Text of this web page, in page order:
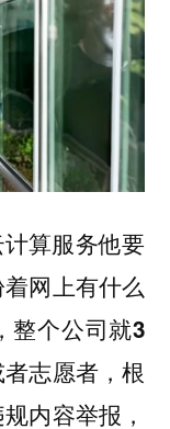
计算服务他要
网上有什么
整个公司就3
志愿者，根
内容举报，